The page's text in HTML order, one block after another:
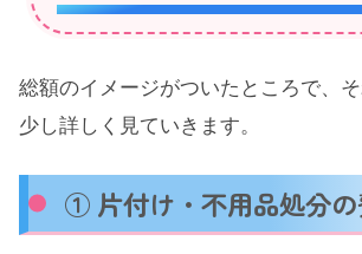
総額のイメージがついたところで、
少し詳しく見ていきます。
① 片付け・不用品処分の